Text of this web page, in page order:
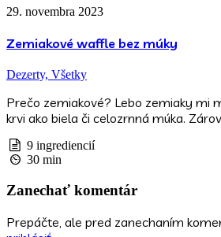
29. novembra 2023
Zemiakové waffle bez múky
Dezerty, Všetky
Prečo zemiakové? Lebo zemiaky mi
krvi ako biela či celozrnná múka.
9 ingrediencií
30 min
Zanechať komentár
Prepáčte, ale pred zanechaním